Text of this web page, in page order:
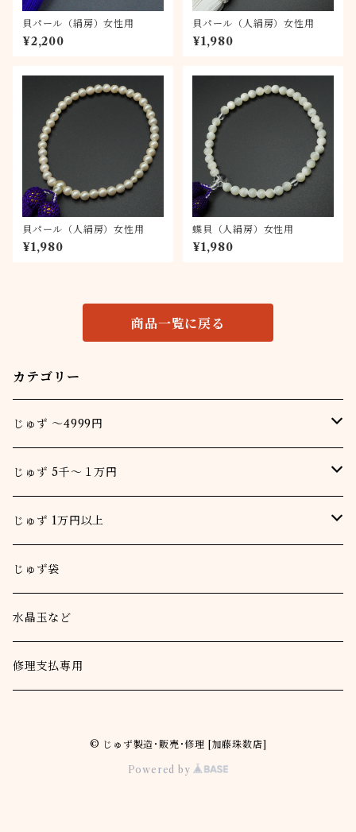
貝パール（絹房）女性用
¥2,200
貝パール（人絹房）女性用
¥1,980
貝パール（人絹房）女性用
¥1,980
蝶貝（人絹房）女性用
¥1,980
商品一覧に戻る
カテゴリー
じゅず ～4999円
男
女
一重念珠
二重念珠
じゅず 5千～１万円
男
女
一重念珠
二重念珠
じゅず 1万円以上
男
女
一重念珠
本連
じゅず袋
水晶玉など
修理支払専用
© じゅず製造･販売･修理 [加藤珠数店]
Powered by